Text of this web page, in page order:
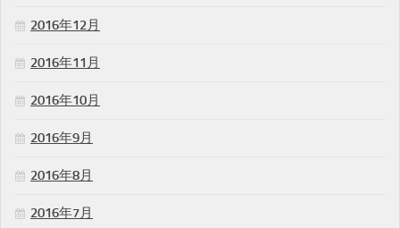
2016年12月
2016年11月
2016年10月
2016年9月
2016年8月
2016年7月